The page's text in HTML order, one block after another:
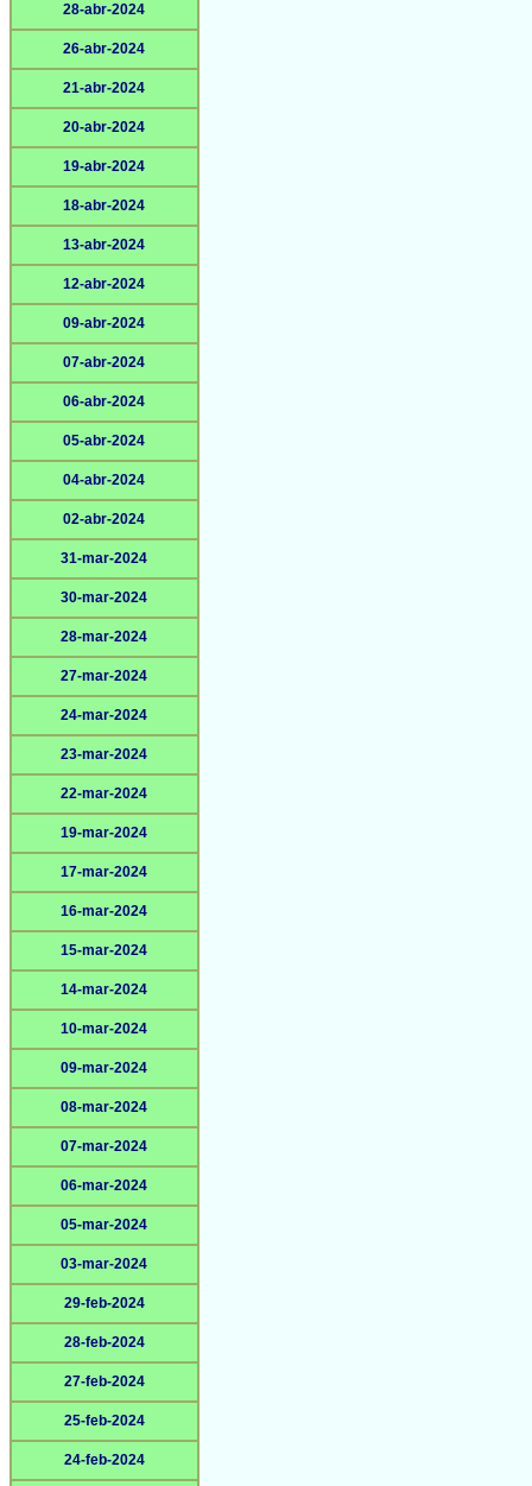
28-abr-2024
26-abr-2024
21-abr-2024
20-abr-2024
19-abr-2024
18-abr-2024
13-abr-2024
12-abr-2024
09-abr-2024
07-abr-2024
06-abr-2024
05-abr-2024
04-abr-2024
02-abr-2024
31-mar-2024
30-mar-2024
28-mar-2024
27-mar-2024
24-mar-2024
23-mar-2024
22-mar-2024
19-mar-2024
17-mar-2024
16-mar-2024
15-mar-2024
14-mar-2024
10-mar-2024
09-mar-2024
08-mar-2024
07-mar-2024
06-mar-2024
05-mar-2024
03-mar-2024
29-feb-2024
28-feb-2024
27-feb-2024
25-feb-2024
24-feb-2024